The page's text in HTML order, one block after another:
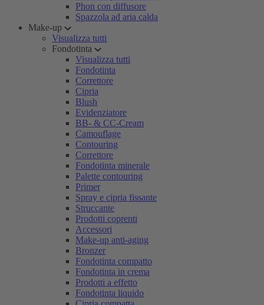
Phon con diffusore
Spazzola ad aria calda
Make-up
Visualizza tutti
Fondotinta
Visualizza tutti
Fondotinta
Correttore
Cipria
Blush
Evidenziatore
BB- & CC-Cream
Camouflage
Contouring
Correttore
Fondotinta minerale
Palette contouring
Primer
Spray e cipria fissante
Struccante
Prodotti coprenti
Accessori
Make-up anti-aging
Bronzer
Fondotinta compatto
Fondotinta in crema
Prodotti a effetto
Fondotinta liquido